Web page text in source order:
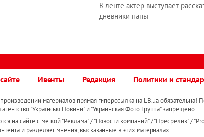
В ленте актер выступает
дневники папы
Ивенты Редакция Политики и
материалов прямая гиперссылка на LB.ua обязательна!
"Українськi Новини" и "Украинская Фото Группа" запрещено.
на сайте с меткой "Реклама" / "Новости компаний" / "Пресрелиз" /
и разделяет мнения, высказанные в этих материалах.